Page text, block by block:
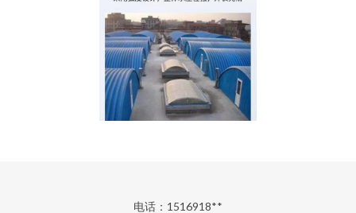
电话：1516918**